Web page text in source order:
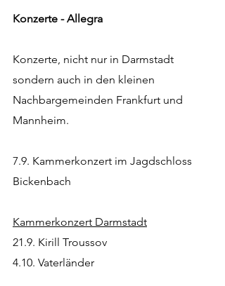
Konzerte - Allegra
Konzerte, nicht nur in Darmstadt
sondern auch in den kleinen
Nachbargemeinden Frankfurt und
Mannheim.
7.9. Kammerkonzert im Jagdschloss
Bickenbach
Kammerkonzert Darmstadt
21.9. Kirill Troussov
4.10. Vaterländer